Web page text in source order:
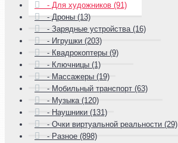
- Для художников (91)
- Дроны (13)
- Зарядные устройства (16)
- Игрушки (203)
- Квадрокоптеры (9)
- Ключницы (1)
- Массажеры (19)
- Мобильный транспорт (63)
- Музыка (120)
- Наушники (131)
- Очки виртуальной реальности (29)
- Разное (898)